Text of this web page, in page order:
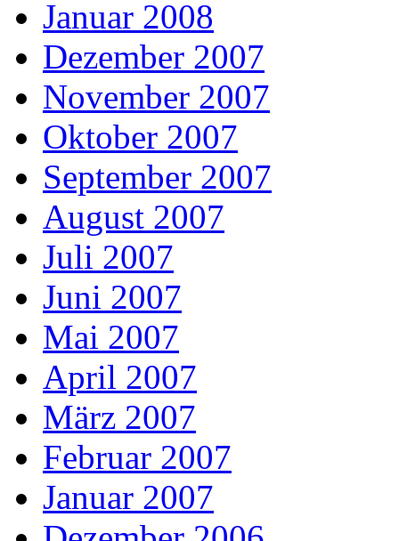
Januar 2008
Dezember 2007
November 2007
Oktober 2007
September 2007
August 2007
Juli 2007
Juni 2007
Mai 2007
April 2007
März 2007
Februar 2007
Januar 2007